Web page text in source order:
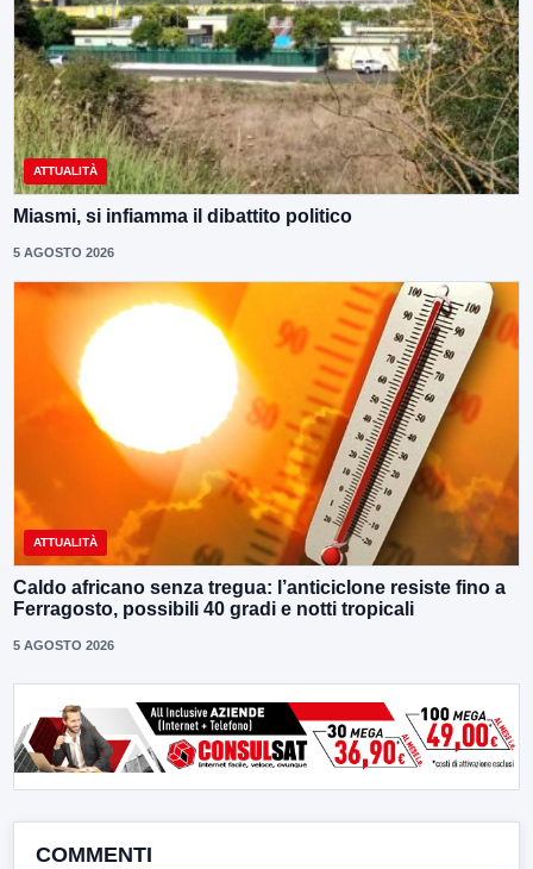
ATTUALITÀ
Miasmi, si infiamma il dibattito politico
5 AGOSTO 2026
ATTUALITÀ
Caldo africano senza tregua: l’anticiclone resiste fino a
Ferragosto, possibili 40 gradi e notti tropicali
5 AGOSTO 2026
COMMENTI